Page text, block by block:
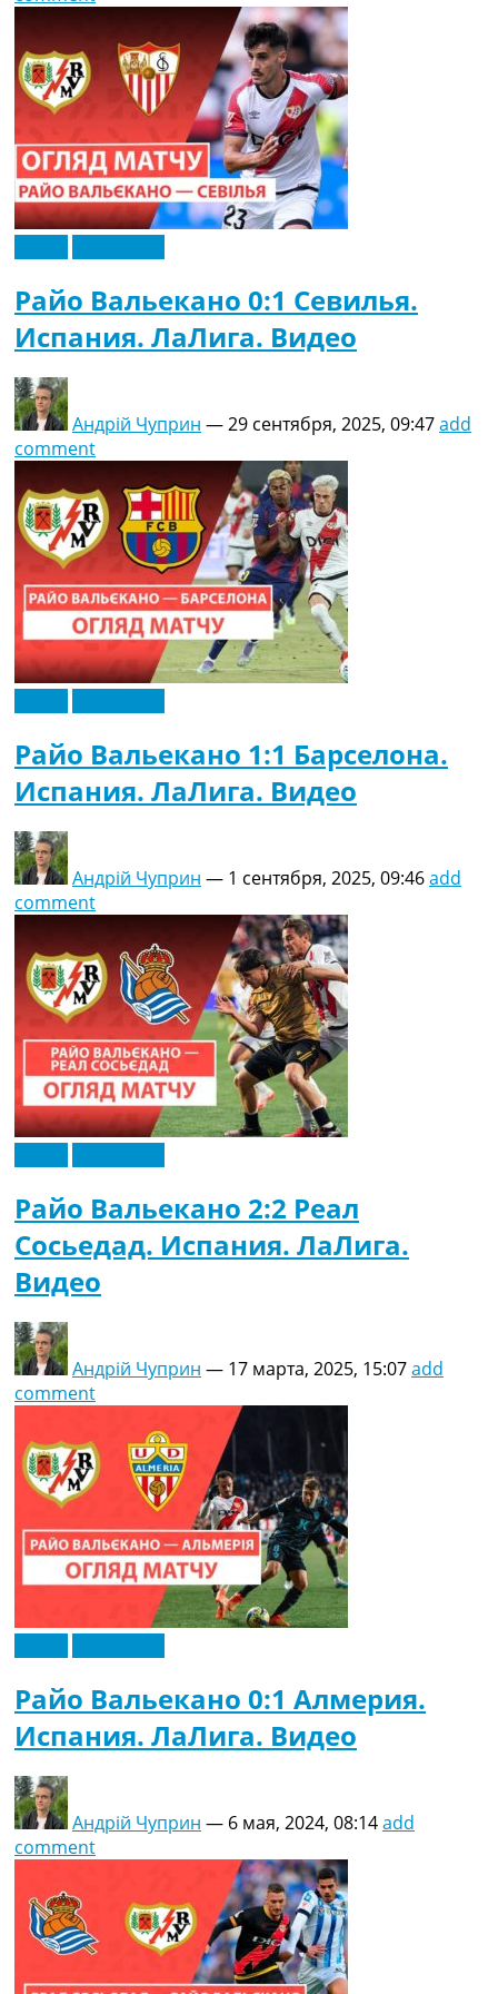
Райо Вальекано 0:1 Севилья.
Испания. ЛаЛига. Видео
Андрій Чуприн —29 сентября, 2025, 09:47add
comment
Райо Вальекано 1:1 Барселона.
Испания. ЛаЛига. Видео
Андрій Чуприн — 1 сентября, 2025, 09:46add
comment
Райо Вальекано 2:2 Реал
Сосьедад. Испания. ЛаЛига.
Видео
Андрій Чуприн — 17 марта, 2025, 15:07add
comment
Райо Вальекано 0:1 Алмерия.
Испания. ЛаЛига. Видео
Андрій Чуприн — 6 мая, 2024, 08:14add
comment